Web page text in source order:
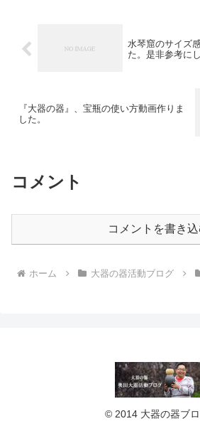
水琴窟のサイズ
た。是非参考に
『大器の器』、宝瓶の使い方動画作りま
した。
コメント
コメントを書き
ホーム 大器の器活動ブログ
© 2014 大器の器ブロ